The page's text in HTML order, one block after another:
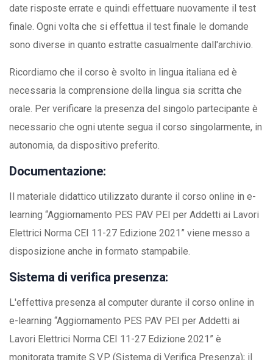
date risposte errate e quindi effettuare nuovamente il test
finale. Ogni volta che si effettua il test finale le domande
sono diverse in quanto estratte casualmente dall'archivio.
Ricordiamo che il corso è svolto in lingua italiana ed è
necessaria la comprensione della lingua sia scritta che
orale. Per verificare la presenza del singolo partecipante è
necessario che ogni utente segua il corso singolarmente, in
autonomia, da dispositivo preferito.
Documentazione:
Il materiale didattico utilizzato durante il corso online in e-
learning “Aggiornamento PES PAV PEI per Addetti ai Lavori
Elettrici Norma CEI 11-27 Edizione 2021” viene messo a
disposizione anche in formato stampabile.
Sistema di verifica presenza:
L'effettiva presenza al computer durante il corso online in
e-learning “Aggiornamento PES PAV PEI per Addetti ai
Lavori Elettrici Norma CEI 11-27 Edizione 2021” è
monitorata tramite S.V.P. (Sistema di Verifica Presenza); il